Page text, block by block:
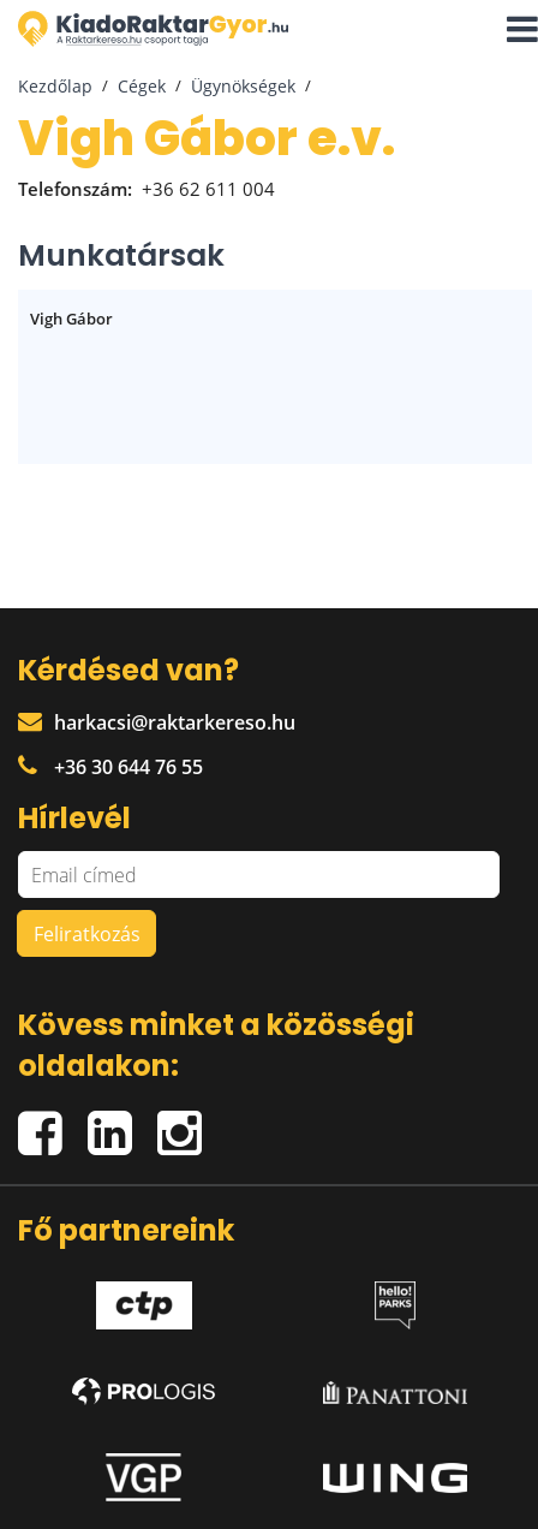
Kezdőlap Cégek Ügynökségek
Vigh Gábor e.v.
Telefonszám: +36 62 611 004
Munkatársak
Vigh Gábor
Kérdésed van?
harkacsi@raktarkereso.hu
+36 30 644 76 55
Hírlevél
Kövess minket a közösségi
oldalakon:
Fő partnereink